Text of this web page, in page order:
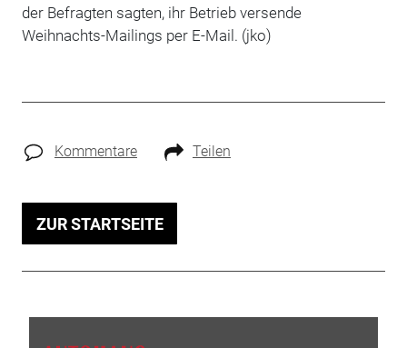
der Befragten sagten, ihr Betrieb versende
Weihnachts-Mailings per E-Mail. (jko)
Kommentare Teilen
ZUR STARTSEITE